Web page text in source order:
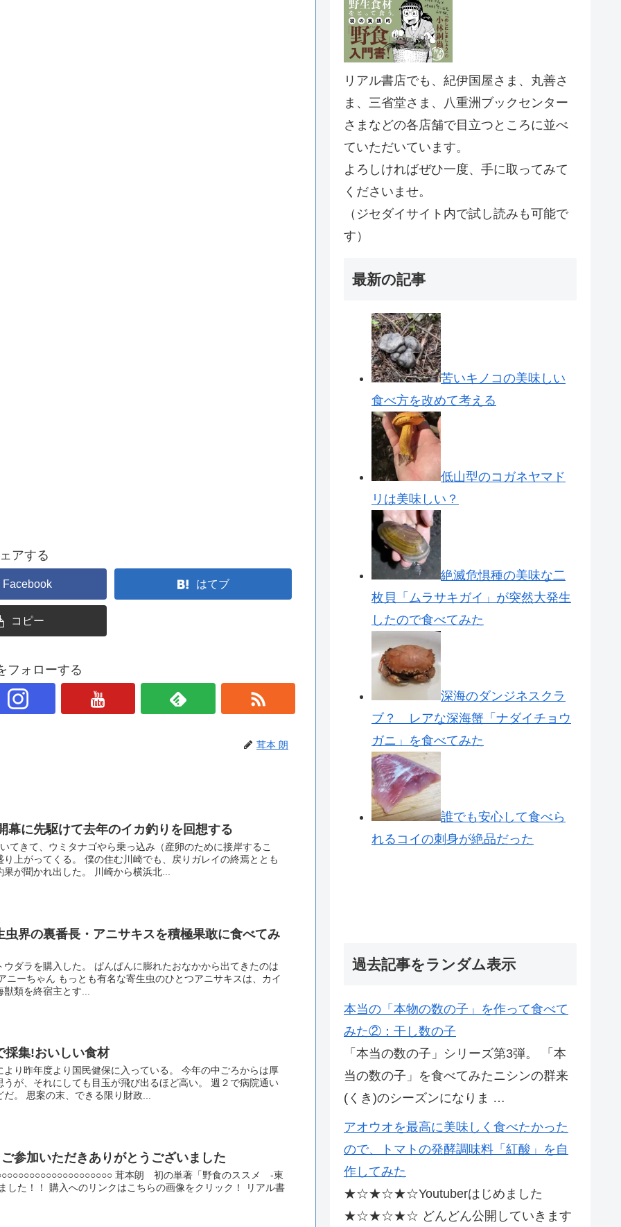
アする
Facebook はてブ
コピー
フォローする
茸本 朗
幕に先駆けて去年のイカ釣りを回想する
てきて、ウミタナゴやら乗っ込み（産卵のために接岸するこ
上がってくる。 僕の住む川崎でも、戻りガレイの終焉ととも
が聞かれ出した。 川崎から横浜北...
虫界の裏番長・アニサキスを積極果敢に食べてみ
ダラを購入した。 ぱんぱんに膨れたおなかから出てきたのは
ニーちゃん もっとも有名な寄生虫のひとつアニサキスは、カイ
獣類を終宿主とす...
採集!おいしい食材
り昨年度より国民健保に入っている。 今年の中ごろからは厚
が、それにしても目玉が飛び出るほど高い。 週２で病院通い
。 思案の末、できる限り財政...
参加いただきありがとうございました
茸本朗 初の単著「野食のススメ -東
した！！ 購入へのリンクはこちらの画像をクリック！ リアル書
リアル書店でも、紀伊国屋さま、丸善さ
ま、三省堂さま、八重洲ブックセンター
さまなどの各店舗で目立つところに並べ
ていただいています。
よろしければぜひ一度、手に取ってみて
くださいませ。
（ジセダイサイト内で試し読みも可能で
す）
最新の記事
苦いキノコの美味しい
食べ方を改めて考える
低山型のコガネヤマド
リは美味しい？
絶滅危惧種の美味な二
枚貝「ムラサキガイ」が突然大発生
したので食べてみた
深海のダンジネスクラ
ブ？ レアな深海蟹「ナダイチョウ
ガニ」を食べてみた
誰でも安心して食べら
れるコイの刺身が絶品だった
過去記事をランダム表示
本当の「本物の数の子」を作って食べて
みた②：干し数の子
「本当の数の子」シリーズ第3弾。 「本
当の数の子」を食べてみたニシンの群来
(くき)のシーズンになりま …
アオウオを最高に美味しく食べたかった
ので、トマトの発酵調味料「紅酸」を自
作してみた
★☆★☆★☆Youtuberはじめました
★☆★☆★☆ どんどん公開していきます